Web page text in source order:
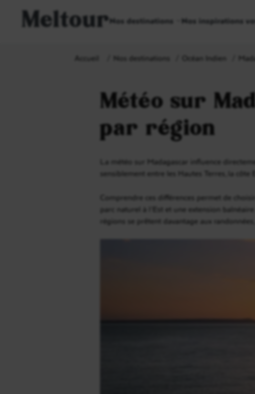
MeltourNos destinations Nos inspirations
Accueil Nos destinations Océan Indien
Météo sur
par région
La météo sur Madagascar influence
sensiblement entre les Hautes Terres, la côte
Comprendre ces différences permet de
parc naturel à l’Est et une extension
régions se prêtent davantage aux